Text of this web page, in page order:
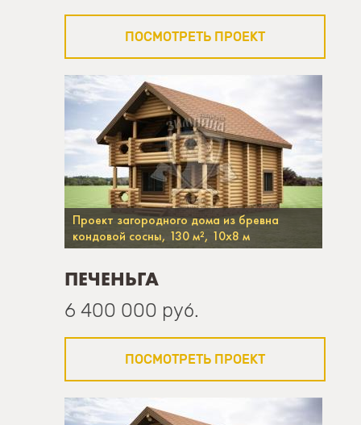
ПОСМОТРЕТЬ ПРОЕКТ
Проект загородного дома из бревна
кондовой сосны, 130 м², 10х8 м
ПЕЧЕНЬГА
6 400 000 руб.
ПОСМОТРЕТЬ ПРОЕКТ